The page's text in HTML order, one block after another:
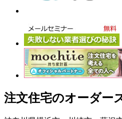
注文住宅のオーダー